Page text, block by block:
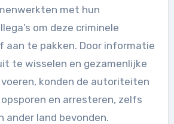
met hun
om deze criminele
aan te pakken. Door informatie
te wisselen en gezamenlijke
konden de autoriteiten
en arresteren, zelfs
ander land bevonden.